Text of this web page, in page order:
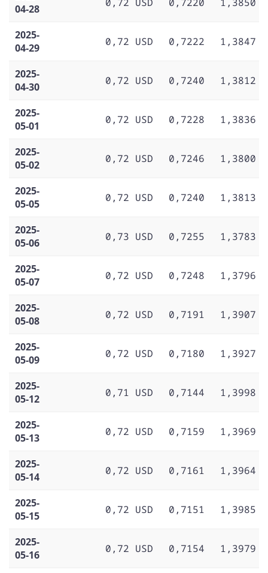
04-28
2025-
04-29
0,72 USD 0,7222 1,3847
2025-
04-30
0,72 USD 0,7240 1,3812
2025-
05-01
0,72 USD 0,7228 1,3836
2025-
05-02
0,72 USD 0,7246 1,3800
2025-
05-05
0,72 USD 0,7240 1,3813
2025-
05-06
0,73 USD 0,7255 1,3783
2025-
05-07
0,72 USD 0,7248 1,3796
2025-
05-08
0,72 USD 0,7191 1,3907
2025-
05-09
0,72 USD 0,7180 1,3927
2025-
05-12
0,71 USD 0,7144 1,3998
2025-
05-13
0,72 USD 0,7159 1,3969
2025-
05-14
0,72 USD 0,7161 1,3964
2025-
05-15
0,72 USD 0,7151 1,3985
2025-
05-16
0,72 USD 0,7154 1,3979